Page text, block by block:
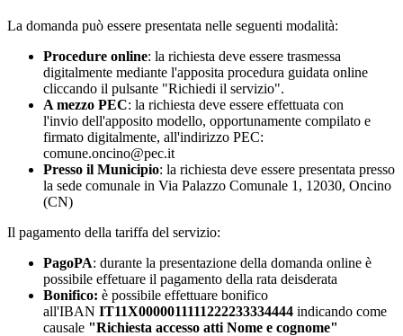
La domanda può essere presentata nelle seguenti modalità:
Procedure online: la richiesta deve essere trasmessa
digitalmente mediante l'apposita procedura guidata online
cliccando il pulsante "Richiedi il servizio".
A mezzo PEC: la richiesta deve essere effettuata con
l'invio dell'apposito modello, opportunamente compilato e
firmato digitalmente, all'indirizzo PEC:
comune.oncino@pec.it
Presso il Municipio: la richiesta deve essere presentata presso
la sede comunale in Via Palazzo Comunale 1, 12030, Oncino
(CN)
Il pagamento della tariffa del servizio:
PagoPA: durante la presentazione della domanda online è
possibile effetuare il pagamento della rata deisderata
Bonifico: è possibile effettuare bonifico
all'IBAN IT11X0000011111222233334444 indicando come
causale "Richiesta accesso atti Nome e cognome"